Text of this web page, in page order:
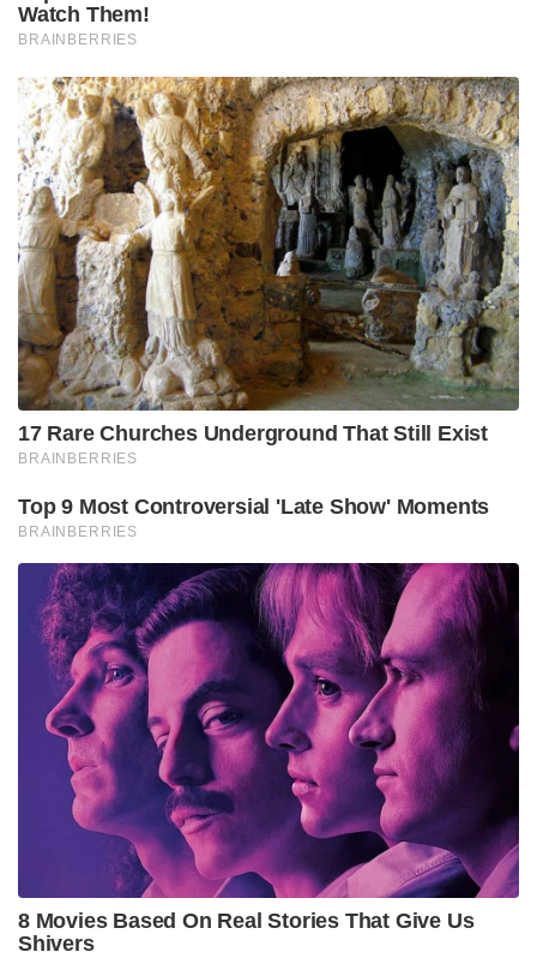
Watch Them!
BRAINBERRIES
17 Rare Churches Underground That Still Exist
BRAINBERRIES
Top 9 Most Controversial 'Late Show' Moments
BRAINBERRIES
8 Movies Based On Real Stories That Give Us
Shivers